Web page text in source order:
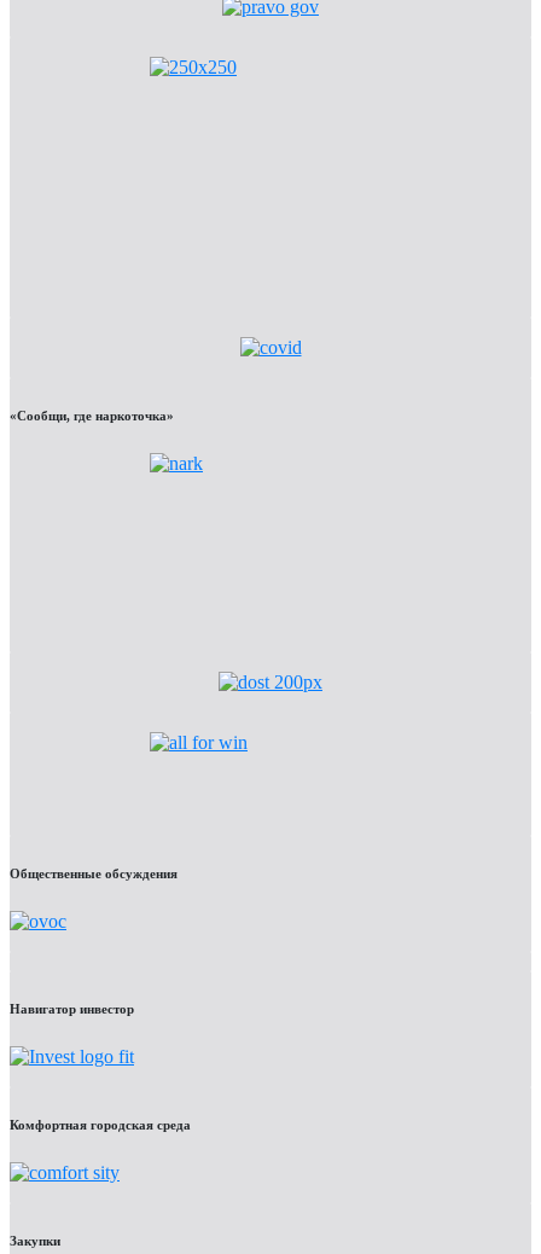
«Сообщи, где наркоточка»
Общественные обсуждения
Навигатор инвестор
Комфортная городская среда
Закупки